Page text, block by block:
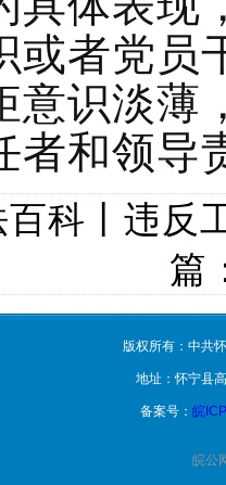
或者党员
意识淡薄
者和领导
百科丨违反
篇
版权所有：中共
地址：怀宁县
备案号： 皖
皖公